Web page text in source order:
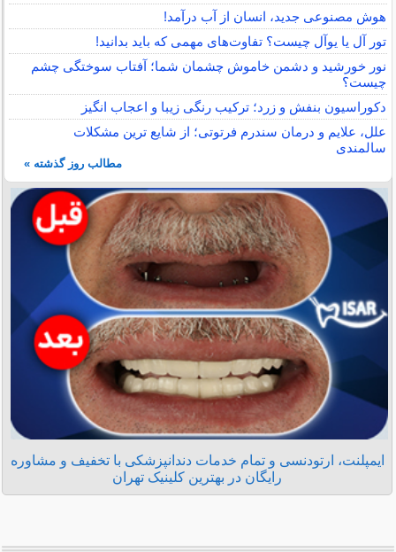
هوش مصنوعی جدید، انسان از آب درآمد!
تور آل یا یوآل چیست؟ تفاوت‌های مهمی که باید بدانید!
نور خورشید و دشمن خاموش چشمان شما؛ آفتاب سوختگی چشم
چیست؟
دکوراسیون بنفش و زرد؛ ترکیب رنگی زیبا و اعجاب انگیز
علل، علایم و درمان سندرم فرتوتی؛ از شایع ترین مشکلات
سالمندی
مطالب روز گذشته »
ایمپلنت، ارتودنسی و تمام خدمات دندانپزشکی با تخفیف و مشاوره
رایگان در بهترین کلینیک تهران